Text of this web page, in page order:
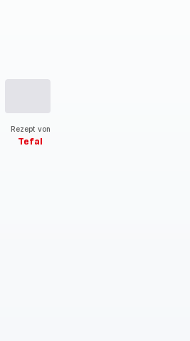
Rezept von
Tefal